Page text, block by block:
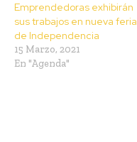
Emprendedoras exhibirán
sus trabajos en nueva feria
de Independencia
15 Marzo, 2021
En "Agenda"